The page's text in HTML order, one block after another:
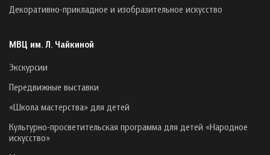
Декоративно-прикладное и изобразительное искусство
МВЦ им. Л. Чайкиной
Экскурсии
Передвижные выставки
«Школа мастерства» для детей
Культурно-просветительская программа для детей «Народное
искусство»